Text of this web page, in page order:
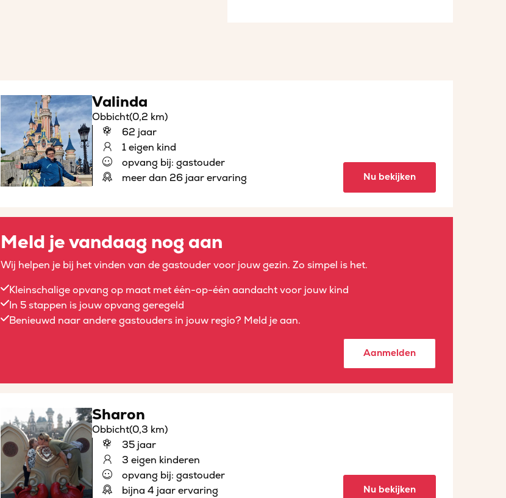
Valinda
Obbicht(0,2 km)
62 jaar
1 eigen kind
opvang bij: gastouder
meer dan 26 jaar ervaring
Nu bekijken
Meld je vandaag nog aan
Wij helpen je bij het vinden van de gastouder voor jouw gezin. Zo simpel is het.
Kleinschalige opvang op maat met één-op-één aandacht voor jouw kind
In 5 stappen is jouw opvang geregeld
Benieuwd naar andere gastouders in jouw regio? Meld je aan.
Aanmelden
Sharon
Obbicht(0,3 km)
35 jaar
3 eigen kinderen
opvang bij: gastouder
bijna 4 jaar ervaring
Nu bekijken